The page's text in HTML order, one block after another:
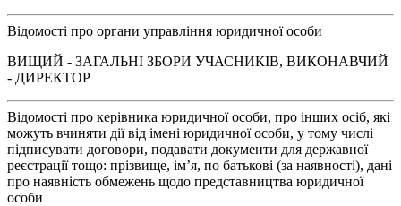
Відомості про органи управління юридичної особи
ВИЩИЙ - ЗАГАЛЬНІ ЗБОРИ УЧАСНИКІВ, ВИКОНАВЧИЙ
- ДИРЕКТОР
Відомості про керівника юридичної особи, про інших осіб, які
можуть вчиняти дії від імені юридичної особи, у тому числі
підписувати договори, подавати документи для державної
реєстрації тощо: прізвище, ім’я, по батькові (за наявності), дані
про наявність обмежень щодо представництва юридичної
особи